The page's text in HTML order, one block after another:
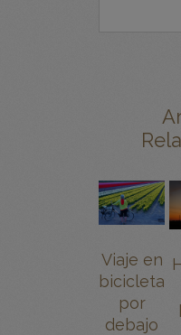
Viaje en
por
debajo
del nivel
del mar